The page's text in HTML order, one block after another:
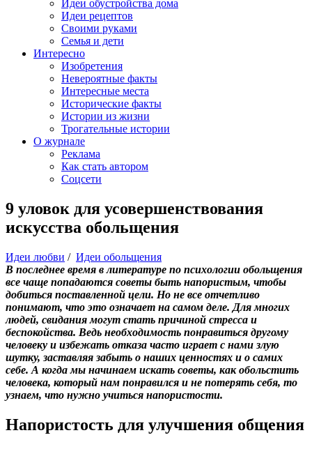
Идеи обустройства дома
Идеи рецептов
Своими руками
Семья и дети
Интересно
Изобретения
Невероятные факты
Интересные места
Исторические факты
Истории из жизни
Трогательные истории
О журнале
Реклама
Как стать автором
Соцсети
9 уловок для усовершенствования
искусства обольщения
Идеи любви / Идеи обольщения
В последнее время в литературе по психологии обольщения
все чаще попадаются советы быть напористым, чтобы
добиться поставленной цели. Но не все отчетливо
понимают, что это означает на самом деле. Для многих
людей, свидания могут стать причиной стресса и
беспокойства. Ведь необходимость понравиться другому
человеку и избежать отказа часто играет с нами злую
шутку, заставляя забыть о наших ценностях и о самих
себе. А когда мы начинаем искать советы, как обольстить
человека, который нам понравился и не потерять себя, то
узнаем, что нужно учиться напористости.
Напористость для улучшения общения